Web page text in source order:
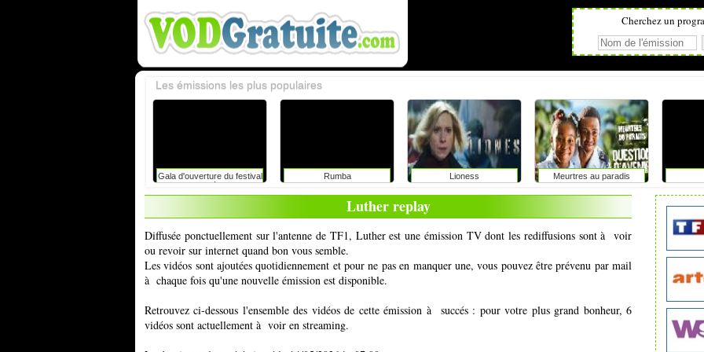
Cherchez un
Gala d'ouverture du festival
du rire de liège avec
caroline vigneaux: faut-il
Rumba Lioness Meurtres au paradis
Les émissions les plus populaires
Luther replay
Diffusée ponctuellement sur l'antenne de TF1, Luther est une émission TV dont les rediffusions sont à voir
ou revoir sur internet quand bon vous semble.
Les vidéos sont ajoutées quotidiennement et pour ne pas en manquer une, vous pouvez être prévenu par mail
à chaque fois qu'une nouvelle émission est disponible.
Retrouvez ci-dessous l'ensemble des vidéos de cette émission à succés : pour votre plus grand bonheur, 6
vidéos sont actuellement à voir en streaming.